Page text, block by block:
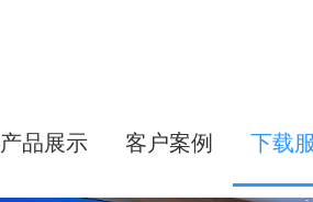
产品展示 客户案例 下载